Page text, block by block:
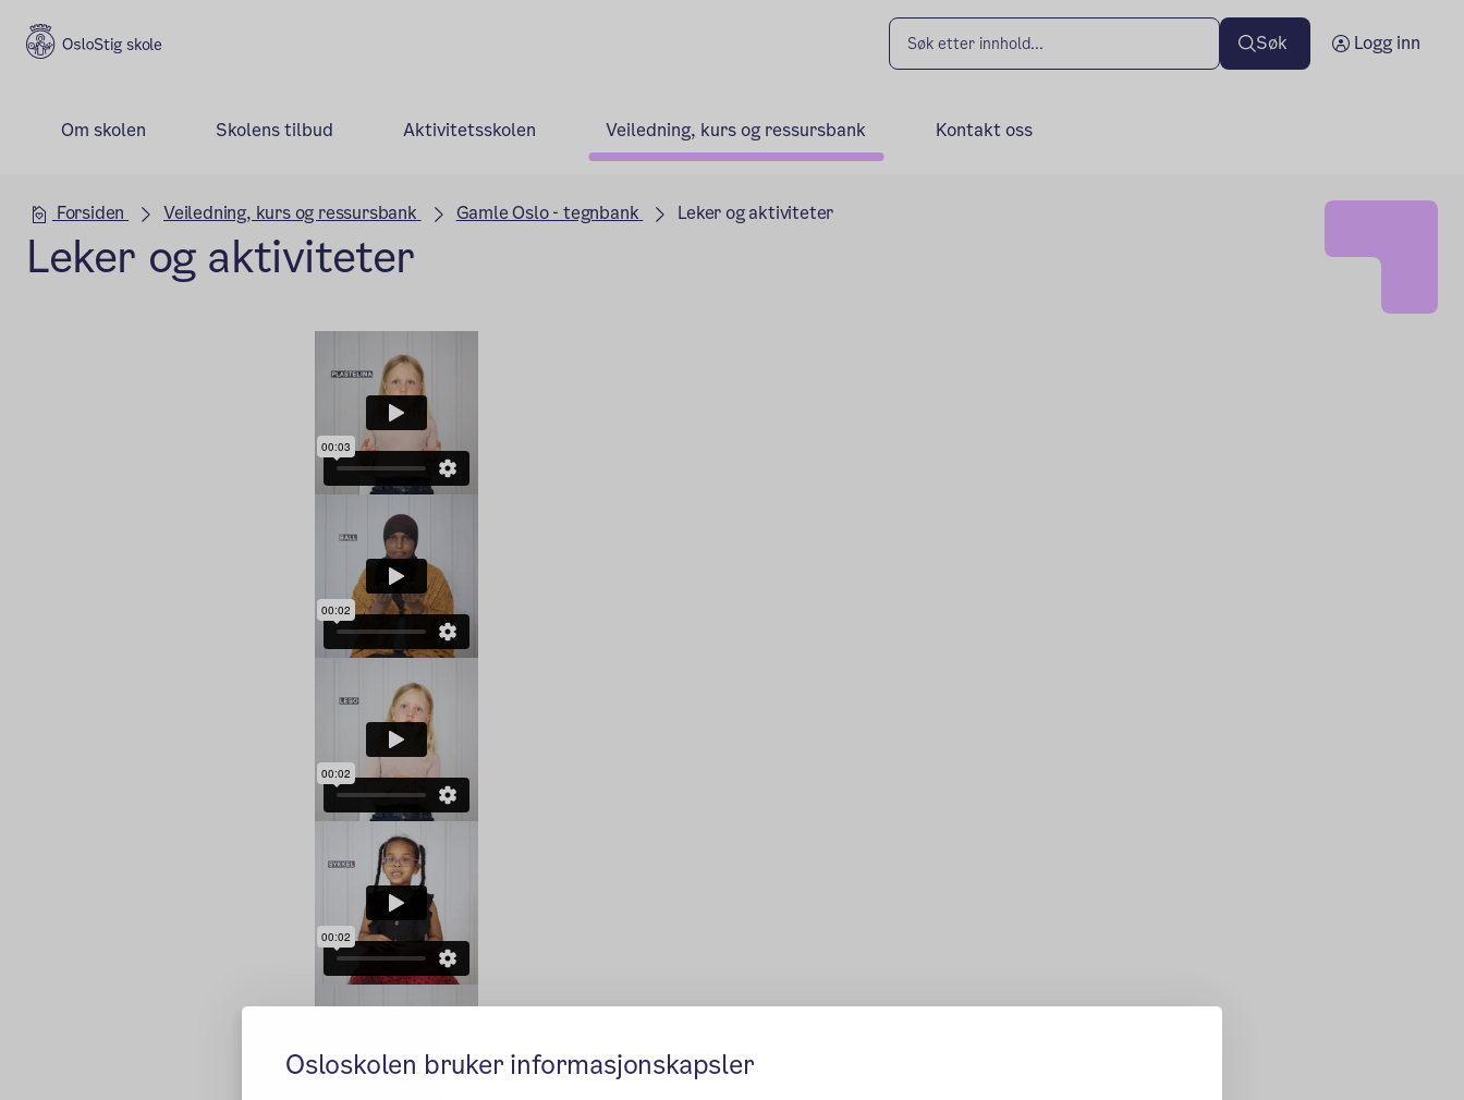
Osloskolen bruker informasjonskapsler
Stig skole Søk Logg inn
Om skolen Skolens tilbud Aktivitetsskolen Veiledning, kurs og ressursbank Kontakt oss
Hovedseksjon
Forsiden Veiledning, kurs og ressursbank Gamle Oslo - tegnbank Leker og aktiviteter
Leker og aktiviteter